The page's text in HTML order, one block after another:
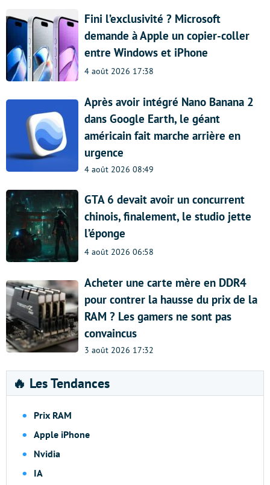
Fini l’exclusivité ? Microsoft
demande à Apple un copier-coller
entre Windows et iPhone
4 août 2026 17:38
Après avoir intégré Nano Banana 2
dans Google Earth, le géant
américain fait marche arrière en
urgence
4 août 2026 08:49
GTA 6 devait avoir un concurrent
chinois, finalement, le studio jette
l’éponge
4 août 2026 06:58
Acheter une carte mère en DDR4
pour contrer la hausse du prix de la
RAM ? Les gamers ne sont pas
convaincus
3 août 2026 17:32
🔥 Les Tendances
Prix RAM
Apple iPhone
Nvidia
IA